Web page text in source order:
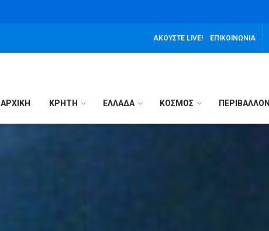
ΑΚΟΎΣΤΕ LIVE! ΕΠΙΚΟΙΝΩΝΊΑ
ΑΡΧΙΚΉ ΚΡΗΤΗ ΕΛΛΑΔΑ ΚΟΣΜΟΣ ΠΕΡΙΒΑΛΛΟΝ